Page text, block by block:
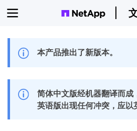
本产品推出了新版本。
简体中文版经机器翻译而成
英语版出现任何冲突，应以